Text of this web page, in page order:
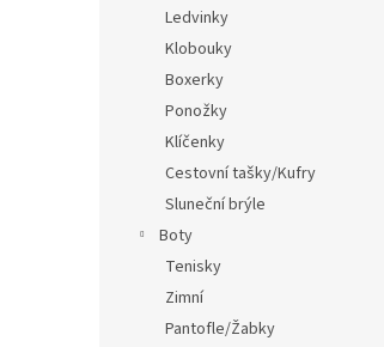
Ledvinky
Klobouky
Boxerky
Ponožky
Klíčenky
Cestovní tašky/Kufry
Sluneční brýle
Boty
Tenisky
Zimní
Pantofle/Žabky